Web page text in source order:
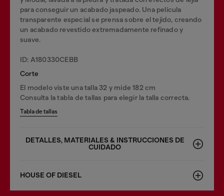
para conseguir un acabado jaspeado. Una película
transparente especial se prensa sobre el tejido, creando
un acabado revestido extremadamente refinado y
suave.
ID: A180330CEBB
Corte
El modelo viste una talla 32 y mide 182 cm
Consulta la tabla de tallas para elegir la talla correcta.
Tabla de tallas
DETALLES, MATERIALES & INSTRUCCIONES DE
CUIDADO
HOUSE OF DIESEL